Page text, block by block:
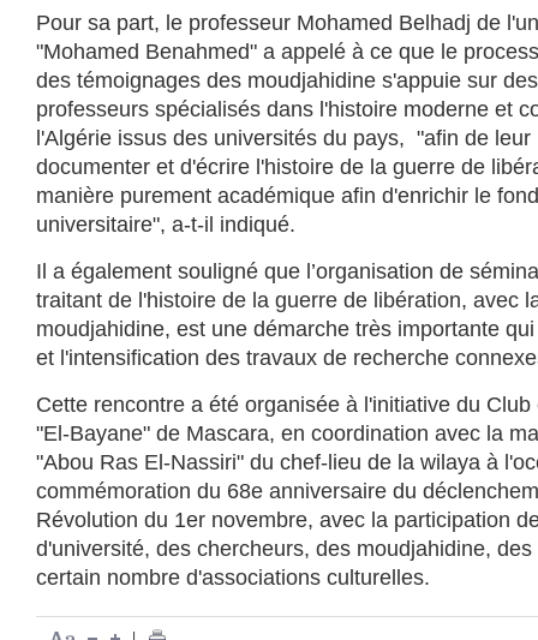
Pour sa part, le professeur Mohamed Belhadj de
"Mohamed Benahmed" a appelé à ce que le
des témoignages des moudjahidine s'appuie sur
professeurs spécialisés dans l'histoire moderne et
l'Algérie issus des universités du pays, "afin de leur
documenter et d'écrire l'histoire de la guerre de
manière purement académique afin d'enrichir le
universitaire", a-t-il indiqué.
Il a également souligné que l’organisation de
traitant de l'histoire de la guerre de libération, avec
moudjahidine, est une démarche très importante
et l'intensification des travaux de recherche
Cette rencontre a été organisée à l'initiative du
"El-Bayane" de Mascara, en coordination avec la
"Abou Ras El-Nassiri" du chef-lieu de la wilaya à
commémoration du 68e anniversaire du
Révolution du 1er novembre, avec la participation
d'université, des chercheurs, des moudjahidine,
certain nombre d'associations culturelles.